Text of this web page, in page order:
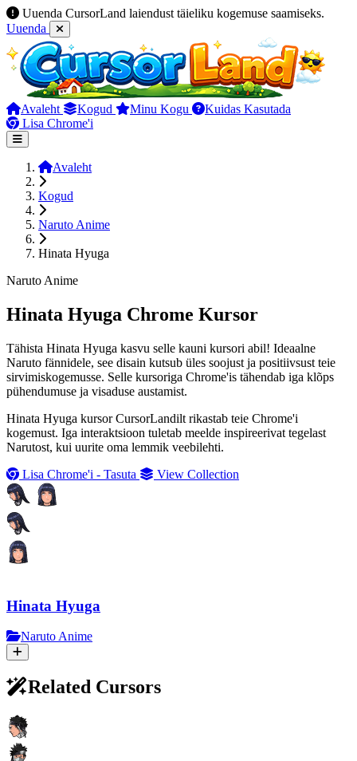
Uuenda CursorLand laiendust täieliku kogemuse saamiseks.
Uuenda
Avaleht Kogud Minu Kogu
Kuidas Kasutada
Lisa Chrome'i
Avaleht
Kogud
Naruto Anime
Hinata Hyuga
Naruto Anime
Hinata Hyuga Chrome Kursor
Tähista Hinata Hyuga kasvu selle kauni kursori abil! Ideaalne
Naruto fännidele, see disain kutsub üles soojust ja positiivsust teie
sirvimiskogemusse. Selle kursoriga Chrome'is tähendab iga klõps
pühendumuse ja visaduse austamist.
Hinata Hyuga kursor CursorLandilt rikastab teie Chrome'i
kogemust. Iga interaktsioon tuletab meelde inspireerivat tegelast
Narutost, kui uurite oma lemmik veebilehti.
Lisa Chrome'i - Tasuta
View Collection
Hinata Hyuga
Naruto Anime
Related Cursors